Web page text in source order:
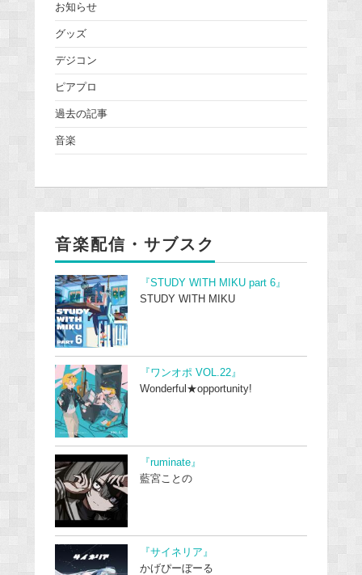
お知らせ
グッズ
デジコン
ピアプロ
過去の記事
音楽
音楽配信・サブスク
『STUDY WITH MIKU part 6』
STUDY WITH MIKU
『ワンオポ VOL.22』
Wonderful★opportunity!
『ruminate』
藍宮ことの
『サイネリア』
かげぴーぼーる